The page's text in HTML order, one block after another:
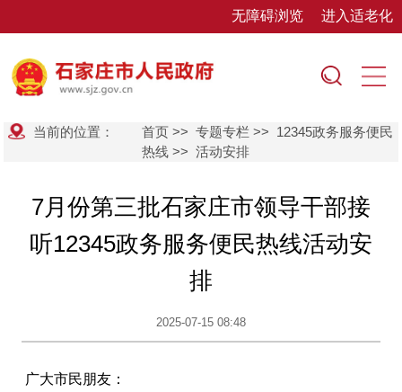
无障碍浏览 进入适老化
当前的位置： 首页 >>专题专栏 >> 12345政务服务便民
热线 >>活动安排
7月份第三批石家庄市领导干部接
听12345政务服务便民热线活动安
排
2025-07-15 08:48
广大市民朋友：